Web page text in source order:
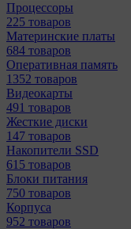
Процессоры
225 товаров
Материнcкие платы
684 товаров
Оперативная память
1352 товаров
Видеокарты
491 товаров
Жесткие диски
147 товаров
Накопители SSD
615 товаров
Блоки питания
750 товаров
Корпуса
952 товаров